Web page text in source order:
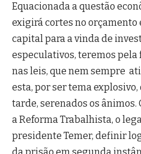
Equacionada a questão
exigirá cortes no orçamento
capital para a vinda de
especulativos, teremos
nas leis, que nem sempre
esta, por ser tema
tarde, serenados os
a Reforma Trabalhista, o
presidente Temer, definir